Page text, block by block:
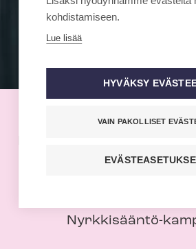
arkeen. Väkivaltaan ja
Nyrkkisääntö-​
kohdistamiseen.
Lue lisää
HYVÄKSY
VAIN PAKOLLISET